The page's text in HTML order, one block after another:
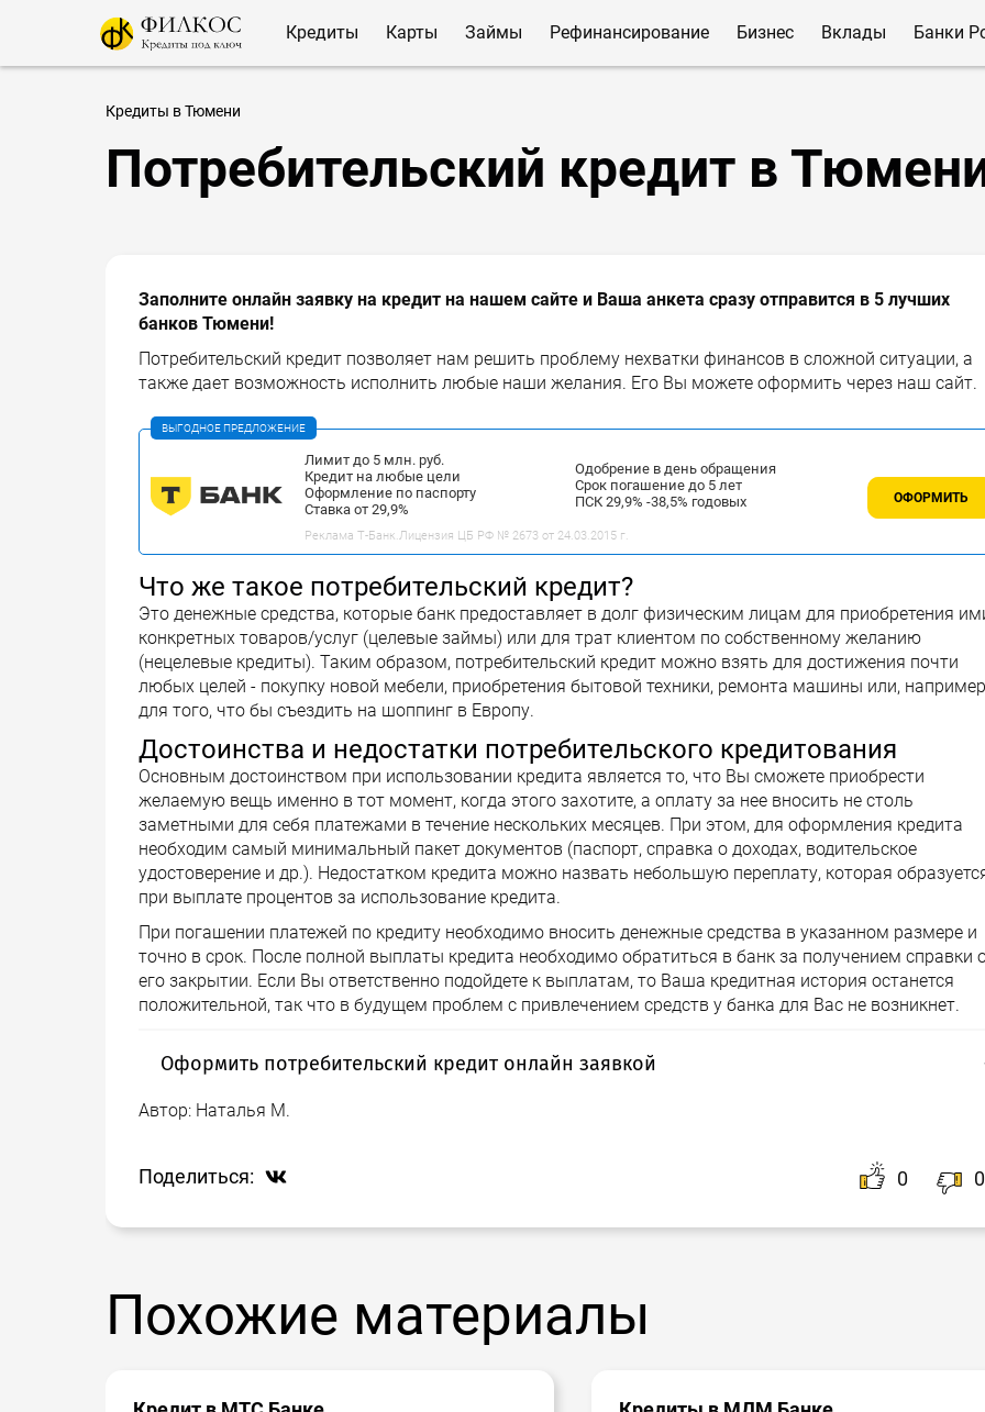
Кредиты Карты Займы Рефинансирование Бизнес Вклады Банки
Кредиты в Тюмени
Потребительский кредит в
Заполните онлайн заявку на кредит на нашем сайте и Ваша анкета сразу отправится в 5 лучших
банков Тюмени!
Потребительский кредит позволяет нам решить проблему нехватки финансов в сложной ситуации, а
также дает возможность исполнить любые наши желания. Его Вы можете оформить через наш сайт.
ВЫГОДНОЕ ПРЕДЛОЖЕНИЕ
Лимит до 5 млн. руб.
Кредит на любые цели
Оформление по паспорту
Ставка от 29,9%
Одобрение в день обращения
Срок погашение до 5 лет
ПСК 29,9% -38,5% годовых
Реклама Т-Банк.Лицензия ЦБ РФ № 2673 от 24.03.2015 г.
ОФОРМИТЬ
Что же такое потребительский кредит?
Это денежные средства, которые банк предоставляет в долг физическим лицам для приобретения
конкретных товаров/услуг (целевые займы) или для трат клиентом по собственному желанию
(нецелевые кредиты). Таким образом, потребительский кредит можно взять для достижения почти
любых целей - покупку новой мебели, приобретения бытовой техники, ремонта машины или,
для того, что бы съездить на шоппинг в Европу.
Достоинства и недостатки потребительского кредитования
Основным достоинством при использовании кредита является то, что Вы сможете приобрести
желаемую вещь именно в тот момент, когда этого захотите, а оплату за нее вносить не столь
заметными для себя платежами в течение нескольких месяцев. При этом, для оформления кредита
необходим самый минимальный пакет документов (паспорт, справка о доходах, водительское
удостоверение и др.). Недостатком кредита можно назвать небольшую переплату, которая
при выплате процентов за использование кредита.
При погашении платежей по кредиту необходимо вносить денежные средства в указанном размере и
точно в срок. После полной выплаты кредита необходимо обратиться в банк за получением справки
его закрытии. Если Вы ответственно подойдете к выплатам, то Ваша кредитная история останется
положительной, так что в будущем проблем с привлечением средств у банка для Вас не возникнет.
Оформить потребительский кредит онлайн заявкой
Заполните на нашем сайте
специалист банка и Вам останется только выбрать наилучшие условия по потребительскому
кредиту, рассчитав при этом свои возможности.
Автор: Наталья М.
Поделиться: 0 0
Похожие материалы